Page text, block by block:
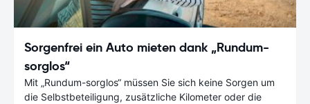
Sorgenfrei ein Auto mieten dank „Rundum-
sorglos“
Mit „Rundum-sorglos“ müssen Sie sich keine Sorgen um
die Selbstbeteiligung, zusätzliche Kilometer oder die